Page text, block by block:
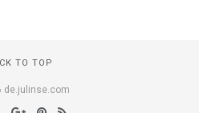
TO TOP
de.julinse.com